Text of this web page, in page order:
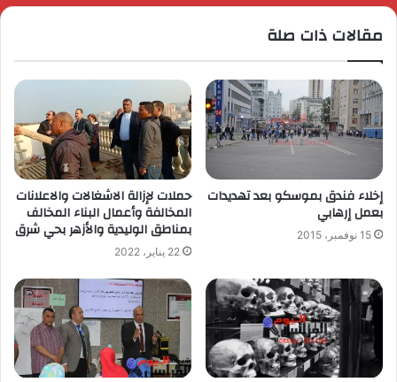
مقالات ذات صلة
إخلاء فندق بموسكو بعد تهديدات
بعمل إرهابي
15 نوفمبر، 2015
حملات لإزالة الاشغالات والاعلانات
المخالفة وأعمال البناء المخالف
بمناطق الوليدية والأزهر بحي شرق
22 يناير، 2022